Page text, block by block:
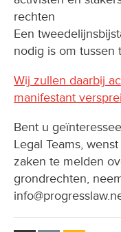
rechten
Een
nodig is om tussen
Wij zullen daarbij
manifestant
Bent u
Legal Teams,
zaken te melden
grondrechten,